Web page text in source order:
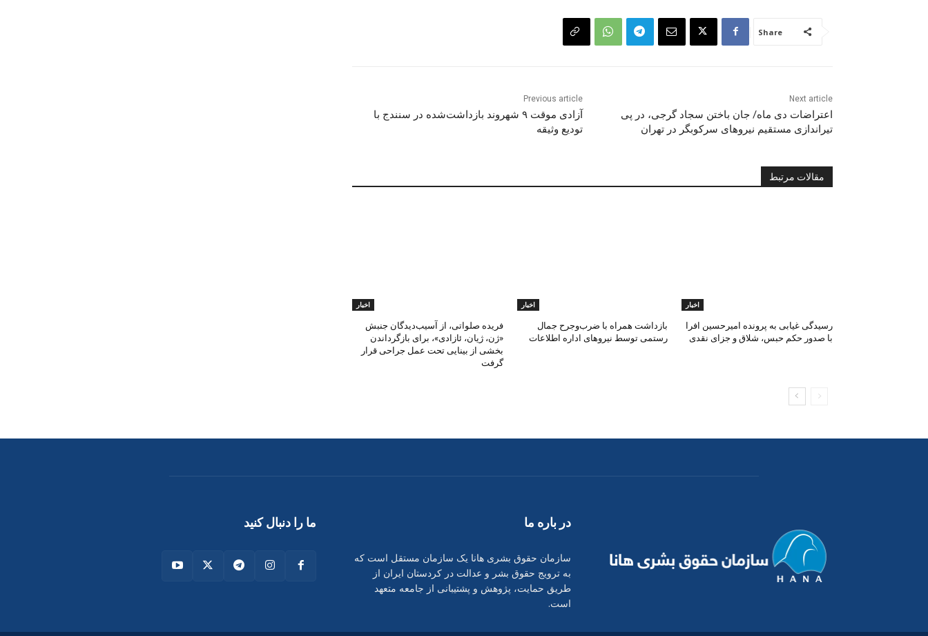
Share
Previous article
آزادی موقت ٩ شهروند بازداشت‌شده در سنندج با
تودیع وثیقه
Next article
اعتراضات دی ماە/ جان باختن سجاد گرجی، در پی
تیراندازی مستقیم نیروهای سرکوبگر در تهران
مقالات مرتبط
اخبار
رسیدگی غیابی به پرونده امیرحسین افرا
با صدور حکم حبس، شلاق و جزای نقدی
اخبار
بازداشت همراه با ضرب‌وجرح جمال
رستمی توسط نیروهای اداره اطلاعات
اخبار
فریده صلواتی، از آسیب‌دیدگان جنبش
«ژن، ژیان، ئازادی»، برای بازگرداندن
بخشی از بینایی تحت عمل جراحی قرار
گرفت
ما را دنبال کنید در بارە ما
سازمان حقوق بشری هانا یک سازمان مستقل است که
به ترویج حقوق بشر و عدالت در کردستان ایران از
طریق حمایت، پژوهش و پشتیبانی از جامعه متعهد
است.